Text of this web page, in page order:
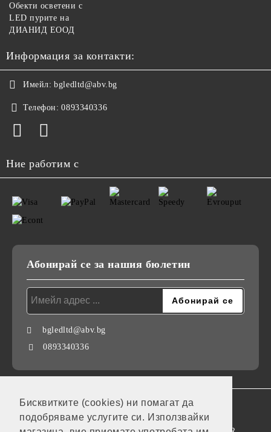
Бисквитките (cookies) ни помагат да
подобряваме услугите си. Използвайки
Обекти осветени с
LED пурите на
ДИАНИД ЕООД
Информация за контакти:
Имейл: bgledltd@abv.bg
Телефон: 0893340336
Ние работим с
Абонирай се за нашия бюлетин
bgledltd@abv.bg
0893340336
GDPR